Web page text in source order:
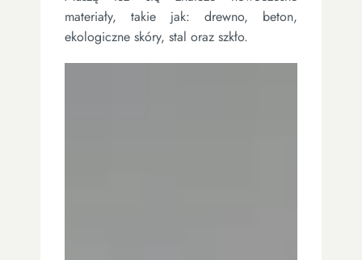
materiały, takie jak: drewno, beton,
ekologiczne skóry, stal oraz szkło.